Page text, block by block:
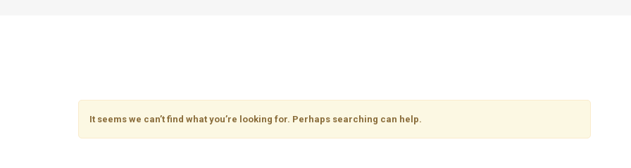
It seems we can’t find what you’re looking for. Perhaps searching can help.